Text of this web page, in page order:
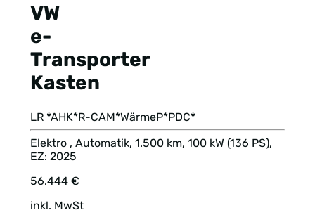
VW
e-
Transporter
Kasten
LR *AHK*R-CAM*WärmeP*PDC*
Elektro , Automatik, 1.500 km, 100 kW (136 PS),
EZ: 2025
56.444 €
inkl. MwSt